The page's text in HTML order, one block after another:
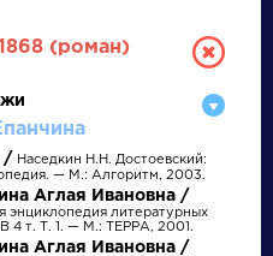
(роман)
/ Наседкин Н.Н. Достоевский:
— М.: Алгоритм, 2003.
Аглая Ивановна /
энциклопедия литературных
В 4 т. Т. 1. — М.: ТЕРРА, 2001.
Аглая Ивановна /